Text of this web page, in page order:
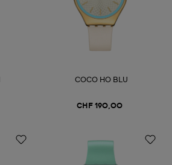
COCO HO BLU
CHF 190,00